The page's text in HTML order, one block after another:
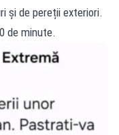
și de pereții exteriori.
de minute.